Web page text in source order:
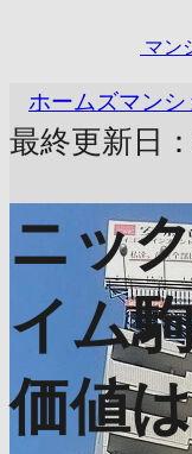
マン
ホームズマンシ
最終更新日
ニッ
イム
価値